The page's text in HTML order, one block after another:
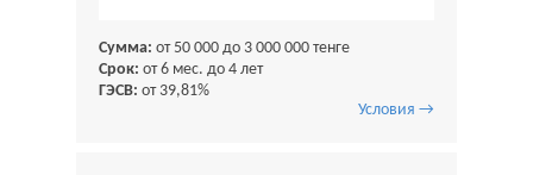
Сумма: от 50 000 до 3 000 000 тенге
Срок: от 6 мес. до 4 лет
ГЭСВ: от 39,81%
Условия →